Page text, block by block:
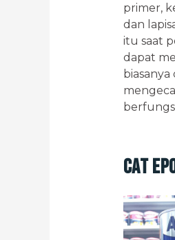
primer,
dan
itu saat
dapat
Cat